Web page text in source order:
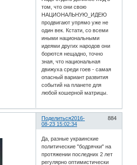
том, что они свою
НАЦИОНАЛЬНУЮ_ИДЕЮ
продвигают упрямо уже не
один век. Кстати, со всеми
иными национальными
идеями других народов они
борются нещадно, точно
зная, что национальная
движуха среди гоев - самая
опасный вариант развития
событий на планете для
любой кошерной матрицы.
Поделиться 884
2016-
08-23 15:02:34
Да, разные украинские
политические "бодрячки" на
протяжении последних 2 лет
регулярно оптимистически